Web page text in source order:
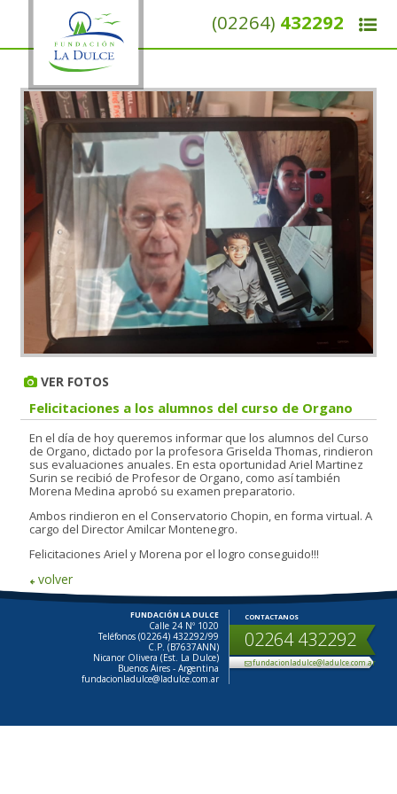
(02264) 432292
VER FOTOS
Felicitaciones a los alumnos del curso de Organo
En el día de hoy queremos informar que los alumnos del Curso
de Organo, dictado por la profesora Griselda Thomas, rindieron
sus evaluaciones anuales. En esta oportunidad Ariel Martinez
Surin se recibió de Profesor de Organo, como así también
Morena Medina aprobó su examen preparatorio.
Ambos rindieron en el Conservatorio Chopin, en forma virtual. A
cargo del Director Amilcar Montenegro.
Felicitaciones Ariel y Morena por el logro conseguido!!!
volver
FUNDACIÓN LA DULCE
Calle 24 Nº 1020
Teléfonos (02264) 432292/99
C.P. (B7637ANN)
Nicanor Olivera (Est. La Dulce)
Buenos Aires - Argentina
fundacionladulce@ladulce.com.ar
CONTACTANOS
02264 432292
fundacionladulce@ladulce.com.ar